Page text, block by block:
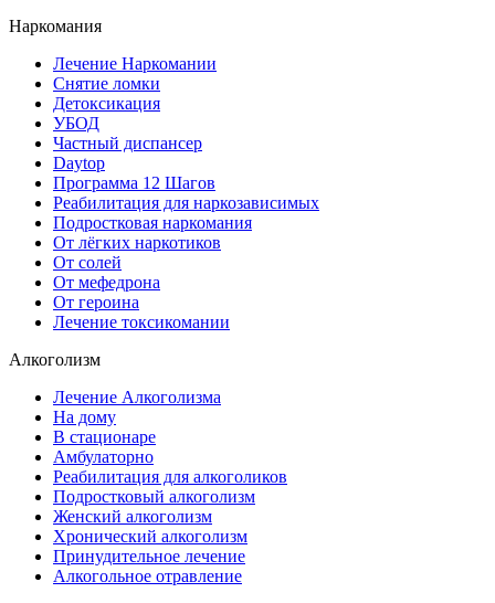
Наркомания
Лечение Наркомании
Снятие ломки
Детоксикация
УБОД
Частный диспансер
Daytop
Программа 12 Шагов
Реабилитация для наркозависимых
Подростковая наркомания
От лёгких наркотиков
От солей
От мефедрона
От героина
Лечение токсикомании
Алкоголизм
Лечение Алкоголизма
На дому
В стационаре
Амбулаторно
Реабилитация для алкоголиков
Подростковый алкоголизм
Женский алкоголизм
Хронический алкоголизм
Принудительное лечение
Алкогольное отравление